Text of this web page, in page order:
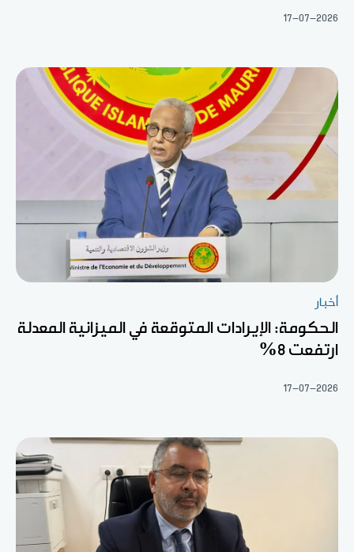
17-07-2026
أخبار
الحكومة: الإيرادات المتوقعة في الميزانية المعدلة
ارتفعت 8%
17-07-2026